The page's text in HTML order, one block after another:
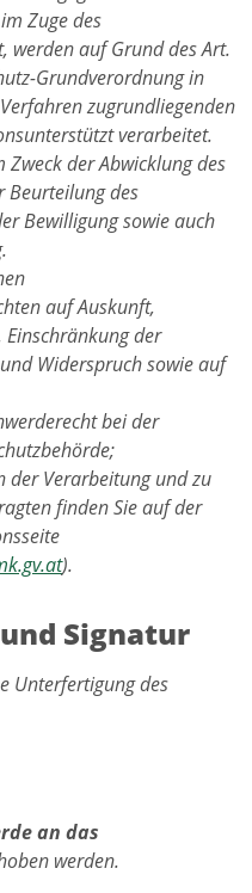
Zuge des
werden auf Grund des Art.
Grundverordnung in
zugrundliegenden
verarbeitet.
der Abwicklung des
Beurteilung des
Bewilligung sowie auch
auf Auskunft,
der
Widerspruch sowie auf
bei der
der Verarbeitung und zu
finden Sie auf der
).
Signatur
Unterfertigung des
an das
werden.